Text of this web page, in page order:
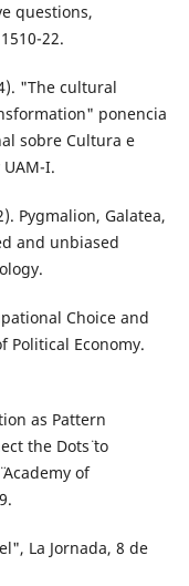
questions,
22.
"The cultural
ponencia
sobre Cultura e
I.
Pygmalion, Galatea,
and unbiased
Choice and
Political Economy.
as Pattern
the Dots¨ to
of
La Jornada, 8 de